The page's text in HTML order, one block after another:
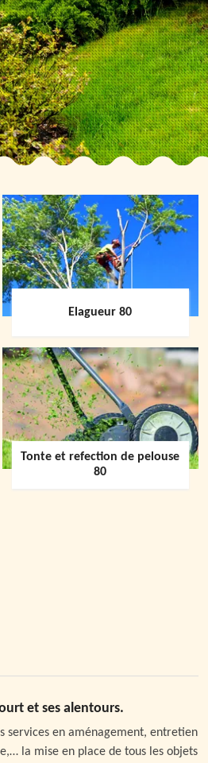
Elagueur 80
Tonte et refection de pelouse
80
et ses alentours.
services en aménagement, entretien
la mise en place de tous les objets